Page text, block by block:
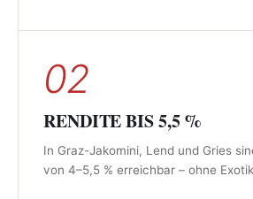
02
RENDITE BIS 5,5 %
In Graz-Jakomini, Lend und Gries
von 4–5,5 % erreichbar – ohne